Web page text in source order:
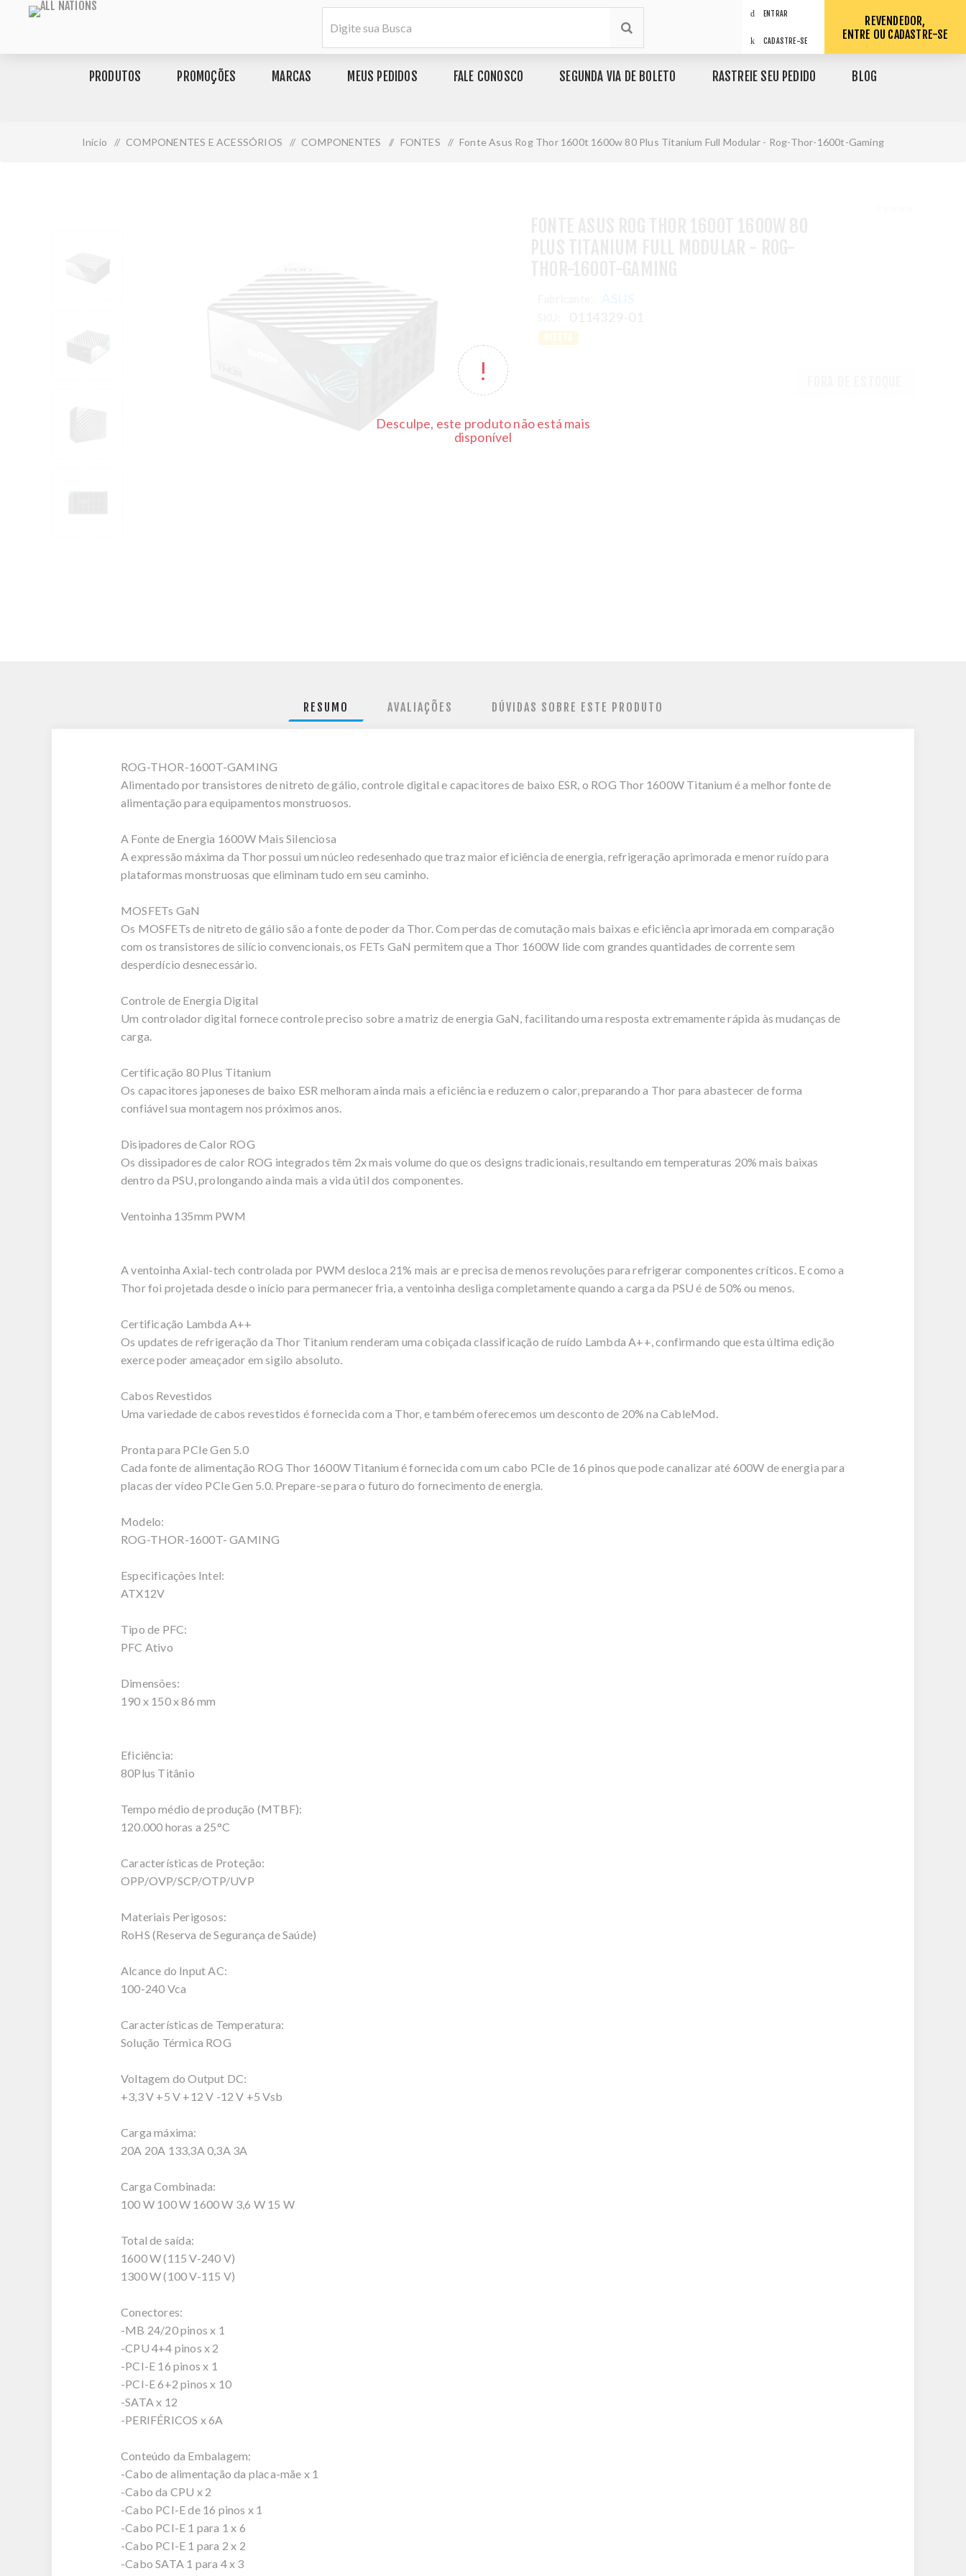
ENTRAR
CADASTRE-SE
REVENDEDOR,
ENTRE OU CADASTRE-SE
PRODUTOS PROMOÇÕES MARCAS MEUS PEDIDOS FALE CONOSCO SEGUNDA VIA DE BOLETO RASTREIE SEU PEDIDO BLOG
Início / COMPONENTES E ACESSÓRIOS / COMPONENTES / FONTES / Fonte Asus Rog Thor 1600t 1600w 80 Plus Titanium Full Modular - Rog-Thor-1600t-Gaming
Desculpe, este produto não está mais
disponível
ASUS
OFERTA
RESUMO AVALIAÇÕES DÚVIDAS SOBRE ESTE PRODUTO
ROG-THOR-1600T-GAMING
Alimentado por transistores de nitreto de gálio, controle digital e capacitores de baixo ESR, o ROG Thor 1600W Titanium é a melhor fonte de
alimentação para equipamentos monstruosos.
A Fonte de Energia 1600W Mais Silenciosa
A expressão máxima da Thor possui um núcleo redesenhado que traz maior eficiência de energia, refrigeração aprimorada e menor ruído para
plataformas monstruosas que eliminam tudo em seu caminho.
MOSFETs GaN
Os MOSFETs de nitreto de gálio são a fonte de poder da Thor. Com perdas de comutação mais baixas e eficiência aprimorada em comparação
com os transistores de silício convencionais, os FETs GaN permitem que a Thor 1600W lide com grandes quantidades de corrente sem
desperdício desnecessário.
Controle de Energia Digital
Um controlador digital fornece controle preciso sobre a matriz de energia GaN, facilitando uma resposta extremamente rápida às mudanças de
carga.
Certificação 80 Plus Titanium
Os capacitores japoneses de baixo ESR melhoram ainda mais a eficiência e reduzem o calor, preparando a Thor para abastecer de forma
confiável sua montagem nos próximos anos.
Disipadores de Calor ROG
Os dissipadores de calor ROG integrados têm 2x mais volume do que os designs tradicionais, resultando em temperaturas 20% mais baixas
dentro da PSU, prolongando ainda mais a vida útil dos componentes.
Ventoinha 135mm PWM
A ventoinha Axial-tech controlada por PWM desloca 21% mais ar e precisa de menos revoluções para refrigerar componentes críticos. E como a
Thor foi projetada desde o início para permanecer fria, a ventoinha desliga completamente quando a carga da PSU é de 50% ou menos.
Certificação Lambda A++
Os updates de refrigeração da Thor Titanium renderam uma cobiçada classificação de ruído Lambda A++, confirmando que esta última edição
exerce poder ameaçador em sigilo absoluto.
Cabos Revestidos
Uma variedade de cabos revestidos é fornecida com a Thor, e também oferecemos um desconto de 20% na CableMod.
Pronta para PCIe Gen 5.0
Cada fonte de alimentação ROG Thor 1600W Titanium é fornecida com um cabo PCIe de 16 pinos que pode canalizar até 600W de energia para
placas der vídeo PCIe Gen 5.0. Prepare-se para o futuro do fornecimento de energia.
Modelo:
ROG-THOR-1600T- GAMING
Especificações Intel:
ATX12V
Tipo de PFC:
PFC Ativo
Dimensões:
190 x 150 x 86 mm
Eficiência:
80Plus Titânio
Tempo médio de produção (MTBF):
120.000 horas a 25°C
Características de Proteção:
OPP/OVP/SCP/OTP/UVP
Materiais Perigosos:
RoHS (Reserva de Segurança de Saúde)
Alcance do Input AC:
100-240 Vca
Características de Temperatura:
Solução Térmica ROG
Voltagem do Output DC:
+3,3 V +5 V +12 V -12 V +5 Vsb
Carga máxima:
20A 20A 133,3A 0,3A 3A
Carga Combinada:
100 W 100 W 1600 W 3,6 W 15 W
Total de saída:
1600 W (115 V-240 V)
1300 W (100 V-115 V)
Conectores:
-MB 24/20 pinos x 1
-CPU 4+4 pinos x 2
-PCI-E 16 pinos x 1
-PCI-E 6+2 pinos x 10
-SATA x 12
-PERIFÉRICOS x 6A
Conteúdo da Embalagem:
-Cabo de alimentação da placa-mãe x 1
-Cabo da CPU x 2
-Cabo PCI-E de 16 pinos x 1
-Cabo PCI-E 1 para 1 x 6
-Cabo PCI-E 1 para 2 x 2
-Cabo SATA 1 para 4 x 3